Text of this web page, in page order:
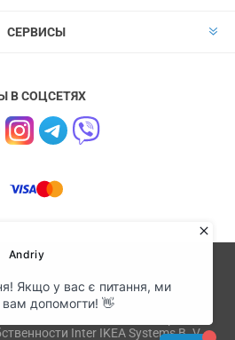
СЕРВИСЫ
В СОЦСЕТЯХ
не имеет отношения к компании
с ikea.com, ikea.ua, IKEA
или их изображения,
являются объектом прав
Inter IKEA Systems B. V.